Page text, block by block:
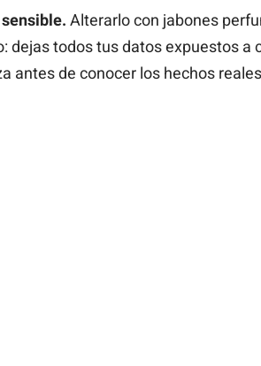
Alterarlo con jabones
dejas todos tus datos expuestos
antes de conocer los hechos